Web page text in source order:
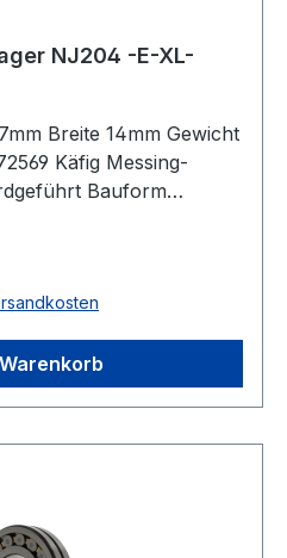
NJ204 -E-XL-
Breite 14mm Gewicht
Käfig Messing-
Bauform
Lager Lagerluft leicht
-30
keine
Außenring ohne